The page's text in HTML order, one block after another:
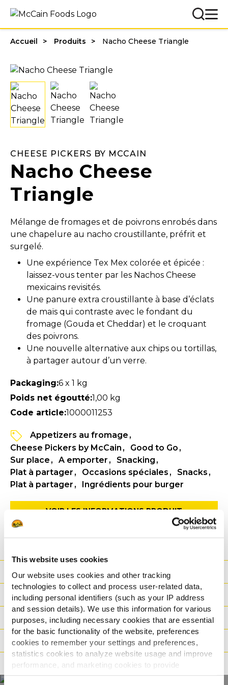
This website uses cookies
Our website uses cookies and other tracking
technologies to collect and process user-related data,
including personal identifiers (such as your IP address
and session details). We use this information for various
purposes, including necessary cookies that are essential
for the basic functionality of the website, preferences
cookies to remember your settings and preferences,
statistics cookies to analyze website usage and improve
performance, and marketing cookies to provide
personalized content and advertising.
Accueil Produits Nacho Cheese Triangle
CHEESE PICKERS BY MCCAIN
Nacho Cheese
Triangle
Mélange de fromages et de poivrons enrobés dans
une chapelure au nacho croustillante, préfrit et
surgelé.
Une expérience Tex Mex colorée et épicée :
laissez-vous tenter par les Nachos Cheese
mexicains revisités.
Une panure extra croustillante à base d’éclats
de maïs qui contraste avec le fondant du
fromage (Gouda et Cheddar) et le croquant
des poivrons.
Une nouvelle alternative aux chips ou tortillas,
à partager autour d’un verre.
Packaging:6 x 1 kg
Poids net égoutté:1,00 kg
Code article:1000011253
Appetizers au fromage
Cheese Pickers by McCain
Good to Go
Sur place
A emporter
Snacking
Plat à partager
Occasions spéciales
Snacks
Plat à partager
Ingrédients pour burger
VOIR LES INFORMATIONS PRODUIT
Nutritionnelles
Ingrédients
Poids / Transport
Modes de cuisson
Certifications